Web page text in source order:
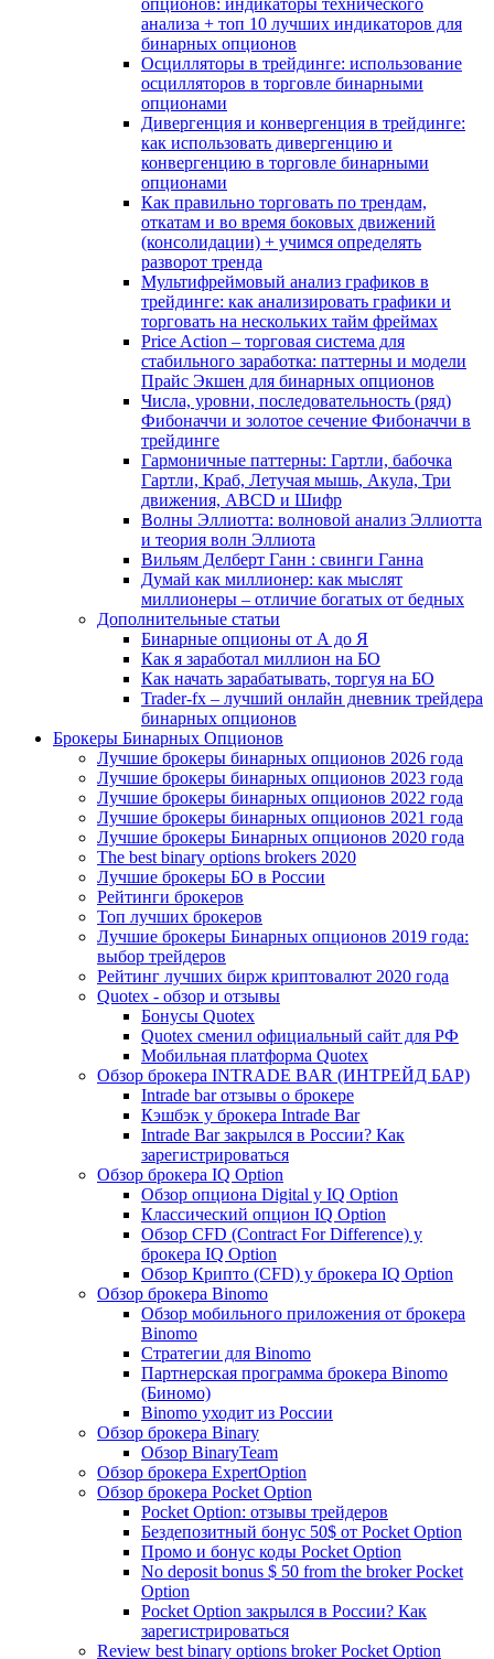
опционов: индикаторы технического
анализа + топ 10 лучших индикаторов для
бинарных опционов
Осцилляторы в трейдинге: использование
осцилляторов в торговле бинарными
опционами
Дивергенция и конвергенция в трейдинге:
как использовать дивергенцию и
конвергенцию в торговле бинарными
опционами
Как правильно торговать по трендам,
откатам и во время боковых движений
(консолидации) + учимся определять
разворот тренда
Мультифреймовый анализ графиков в
трейдинге: как анализировать графики и
торговать на нескольких тайм фреймах
Price Action – торговая система для
стабильного заработка: паттерны и модели
Прайс Экшен для бинарных опционов
Числа, уровни, последовательность (ряд)
Фибоначчи и золотое сечение Фибоначчи в
трейдинге
Гармоничные паттерны: Гартли, бабочка
Гартли, Краб, Летучая мышь, Акула, Три
движения, ABCD и Шифр
Волны Эллиотта: волновой анализ Эллиотта
и теория волн Эллиота
Вильям Делберт Ганн : свинги Ганна
Думай как миллионер: как мыслят
миллионеры – отличие богатых от бедных
Дополнительные статьи
Бинарные опционы от А до Я
Как я заработал миллион на БО
Как начать зарабатывать, торгуя на БО
Trader-fx – лучший онлайн дневник трейдера
бинарных опционов
Брокеры Бинарных Опционов
Лучшие брокеры бинарных опционов 2026 года
Лучшие брокеры бинарных опционов 2023 года
Лучшие брокеры бинарных опционов 2022 года
Лучшие брокеры бинарных опционов 2021 года
Лучшие брокеры Бинарных опционов 2020 года
The best binary options brokers 2020
Лучшие брокеры БО в России
Рейтинги брокеров
Топ лучших брокеров
Лучшие брокеры Бинарных опционов 2019 года:
выбор трейдеров
Рейтинг лучших бирж криптовалют 2020 года
Quotex - обзор и отзывы
Бонусы Quotex
Quotex сменил официальный сайт для РФ
Мобильная платформа Quotex
Обзор брокера INTRADE BAR (ИНТРЕЙД БАР)
Intrade bar отзывы о брокере
Кэшбэк у брокера Intrade Bar
Intrade Bar закрылся в России? Как
зарегистрироваться
Обзор брокера IQ Option
Обзор опциона Digital у IQ Option
Классический опцион IQ Option
Обзор CFD (Contract For Difference) у
брокера IQ Option
Обзор Крипто (CFD) у брокера IQ Option
Обзор брокера Binomo
Обзор мобильного приложения от брокера
Binomo
Стратегии для Binomo
Партнерская программа брокера Binomo
(Биномо)
Binomo уходит из России
Обзор брокера Binary
Обзор BinaryTeam
Обзор брокера ExpertOption
Обзор брокера Pocket Option
Pocket Option: отзывы трейдеров
Бездепозитный бонус 50$ от Pocket Option
Промо и бонус коды Pocket Option
No deposit bonus $ 50 from the broker Pocket
Option
Pocket Option закрылся в России? Как
зарегистрироваться
Review best binary options broker Pocket Option